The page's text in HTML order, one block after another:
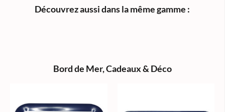
Découvrez aussi dans la même gamme :
Bord de Mer,Cadeaux & Déco